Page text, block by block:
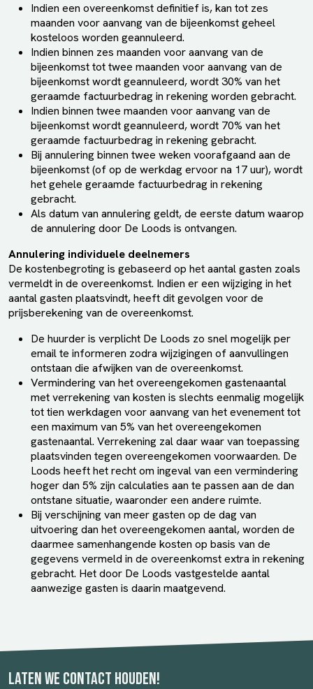
Indien een overeenkomst definitief is, kan tot zes
maanden voor aanvang van de bijeenkomst geheel
kosteloos worden geannuleerd.
Indien binnen zes maanden voor aanvang van de
bijeenkomst tot twee maanden voor aanvang van de
bijeenkomst wordt geannuleerd, wordt 30% van het
geraamde factuurbedrag in rekening worden gebracht.
Indien binnen twee maanden voor aanvang van de
bijeenkomst wordt geannuleerd, wordt 70% van het
geraamde factuurbedrag in rekening gebracht.
Bij annulering binnen twee weken voorafgaand aan de
bijeenkomst (of op de werkdag ervoor na 17 uur), wordt
het gehele geraamde factuurbedrag in rekening
gebracht.
Als datum van annulering geldt, de eerste datum waarop
de annulering door De Loods is ontvangen.
Annulering individuele deelnemers
De kostenbegroting is gebaseerd op het aantal gasten zoals
vermeldt in de overeenkomst. Indien er een wijziging in het
aantal gasten plaatsvindt, heeft dit gevolgen voor de
prijsberekening van de overeenkomst.
De huurder is verplicht De Loods zo snel mogelijk per
email te informeren zodra wijzigingen of aanvullingen
ontstaan die afwijken van de overeenkomst.
Vermindering van het overeengekomen gastenaantal
met verrekening van kosten is slechts eenmalig mogelijk
tot tien werkdagen voor aanvang van het evenement tot
een maximum van 5% van het overeengekomen
gastenaantal. Verrekening zal daar waar van toepassing
plaatsvinden tegen overeengekomen voorwaarden. De
Loods heeft het recht om ingeval van een vermindering
hoger dan 5% zijn calculaties aan te passen aan de dan
ontstane situatie, waaronder een andere ruimte.
Bij verschijning van meer gasten op de dag van
uitvoering dan het overeengekomen aantal, worden de
daarmee samenhangende kosten op basis van de
gegevens vermeld in de overeenkomst extra in rekening
gebracht. Het door De Loods vastgestelde aantal
aanwezige gasten is daarin maatgevend.
Laten we contact houden!